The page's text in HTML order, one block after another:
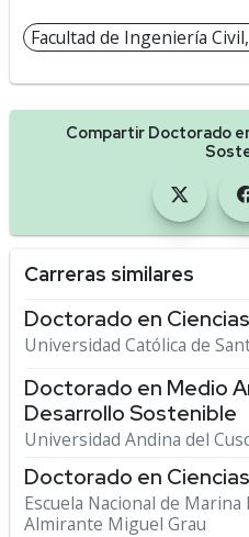
Facultad de Ingeniería
Compartir Doctorado
Carreras similares
Doctorado en
Universidad Católica de
Doctorado en Medio
Desarrollo Sostenible
Universidad Andina del
Doctorado en
Escuela Nacional de
Almirante Miguel Grau